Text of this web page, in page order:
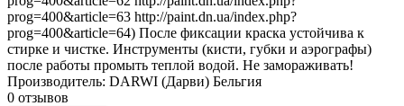
prog=400&article=63 http://paint.dn.ua/index.php?
prog=400&article=64) После фиксации краска устойчива к
стирке и чистке. Инструменты (кисти, губки и аэрографы)
после работы промыть теплой водой. Не замораживать!
Производитель: DARWI (Дарви) Бельгия
0 отзывов